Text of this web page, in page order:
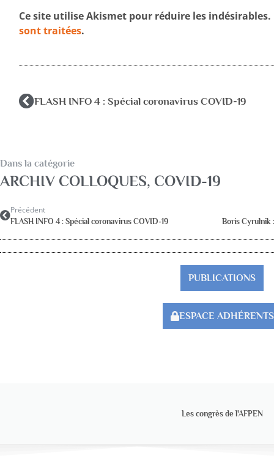
Ce site utilise Akismet pour réduire les indésirables.
sont traitées.
FLASH INFO 4 : Spécial coronavirus COVID-19
Dans la catégorie
ARCHIV COLLOQUES, COVID-19
Précédent
FLASH INFO 4 : Spécial coronavirus COVID-19
PUBLICATIONS
ESPACE ADHÉRENTS
Les congrès de l'AFPEN